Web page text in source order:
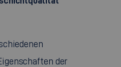
der